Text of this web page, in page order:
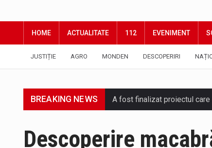
HOME ACTUALITATE 112 EVENIMENT
JUSTIȚIE AGRO MONDEN DESCOPERIRI
BREAKING NEWS
A fost finalizat proiectul care
Descoperire